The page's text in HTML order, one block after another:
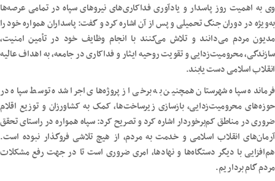
وی به اهمیت روز پاسدار و یادآوری فداکاری‌های نیروهای سپاه در تمامی عرصه‌ها
به‌ویژه در دوران جنگ تحمیلی و پس از آن اشاره کرد و گفت: پاسداران همواره خود را
مدیون مردم می‌دانند و تلاش می‌کنند با انجام وظایف خود در تأمین امنیت،
سازندگی، محرومیت‌زدایی و تقویت روحیه ایثار و فداکاری در جامعه، به اهداف عالیه
انقلاب اسلامی دست یابند.
فرمانده سپاه شهرستان همچنین به برخی از پروژه‌های اجرا شده توسط سپاه در
حوزه‌های محرومیت‌زدایی، بازسازی زیرساخت‌ها، کمک به کشاورزان و توزیع اقلام
ضروری در مناطق کم‌برخوردار اشاره کرد و تصریح کرد: سپاه همواره در راستای تحقق
آرمان‌های انقلاب اسلامی و خدمت به مردم، از هیچ تلاشی فروگذار نبوده است.
هم‌افزایی با دیگر دستگاه‌ها و نهادها، امری ضروری است تا در جهت رفع مشکلات
مردم گام برداریم.